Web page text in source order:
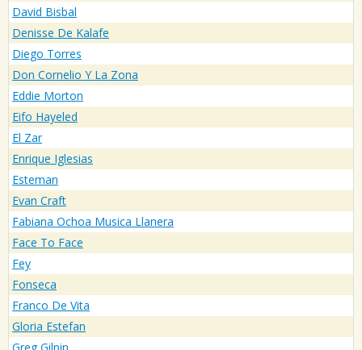
David Bisbal
Denisse De Kalafe
Diego Torres
Don Cornelio Y La Zona
Eddie Morton
Eifo Hayeled
El Zar
Enrique Iglesias
Esteman
Evan Craft
Fabiana Ochoa Musica Llanera
Face To Face
Fey
Fonseca
Franco De Vita
Gloria Estefan